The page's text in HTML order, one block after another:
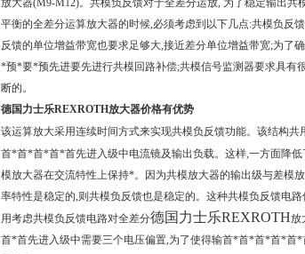
放大器(M9-M12)。共模负反馈对于全差分运放, 为了稳定输出
平衡的全差分运算放大器的时候,必须考虑到以下几点:共模负反
反馈的单位增益带宽也要求足够大,接近差分单位增益带宽;为
*预*要*预先进要先进行共模回路补偿;共模信号监测器要求具有
断的。
德国力士乐REXROTH放大器价格有优势
该运算放大采用连续时间方式来实现共模负反馈功能。该结构共
首*首*首*首*首先进入级中电流镜及输出负载。这样,一方面降
模放大器在交流特性上保持*。因为共模放大器的输出级与差模
率特性是稳定的,则共模负反馈也是稳定的。这种共模负反馈电
用考虑共模负反馈电路对全差分德国力士乐REXROTH放
首*首先进入级中需要三个电压偏置,为了使得输首*首*首*首*首